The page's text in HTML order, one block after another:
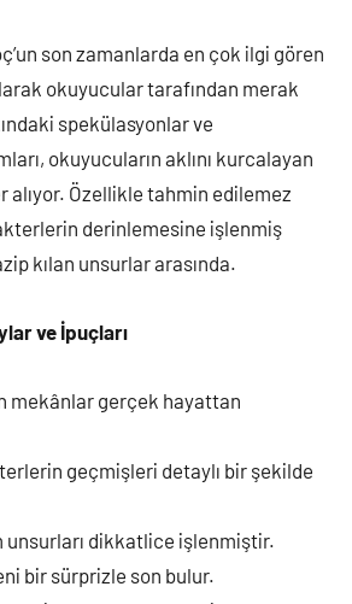
son zamanlarda en çok ilgi gören
okuyucular tarafından merak
spekülasyonlar ve
okuyucuların aklını kurcalayan
alıyor. Özellikle tahmin edilemez
derinlemesine işlenmiş
kılan unsurlar arasında.
ve İpuçları
mekânlar gerçek hayattan
geçmişleri detaylı bir şekilde
unsurları dikkatlice işlenmiştir.
bir sürprizle son bulur.